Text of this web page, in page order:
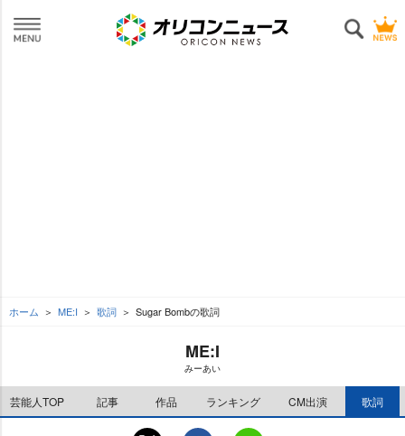
ホーム ME:I 歌詞 Sugar Bombの歌詞
ME:I
みーあい
芸能人TOP 記事 作品 ランキング CM出演 歌詞